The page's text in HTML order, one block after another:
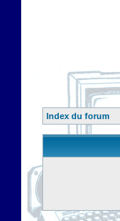
Index du forum